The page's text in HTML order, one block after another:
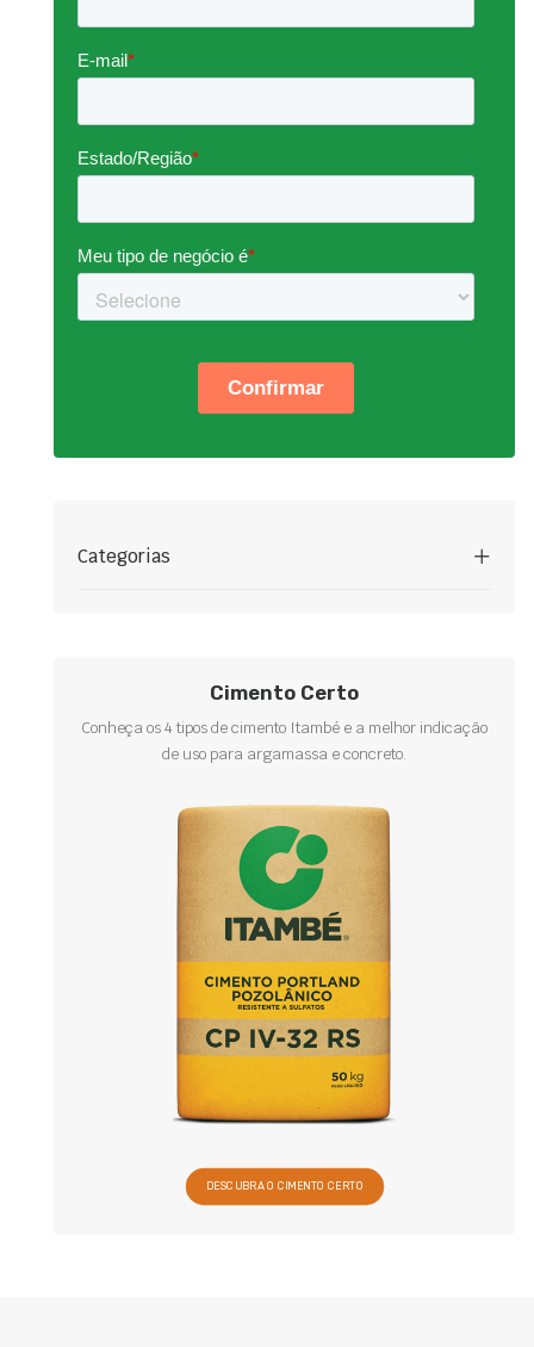
Categorias
Cimento Certo
Conheça os 4 tipos de cimento Itambé e a melhor indicação
de uso para argamassa e concreto.
DESCUBRA O CIMENTO CERTO